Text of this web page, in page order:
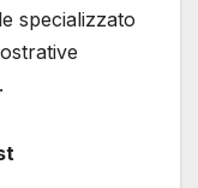
specializzato